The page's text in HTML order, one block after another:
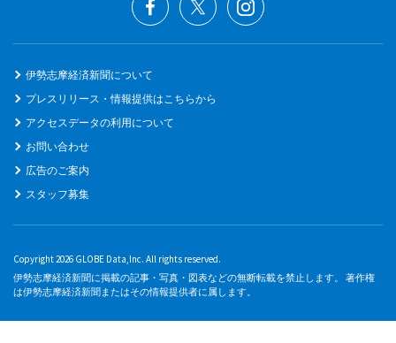
伊勢志摩経済新聞について
プレスリリース・情報提供はこちらから
アクセスデータの利用について
お問い合わせ
広告のご案内
スタッフ募集
Copyright 2026 GLOBE Data,Inc. All rights reserved.
伊勢志摩経済新聞に掲載の記事・写真・図表などの無断転載を禁止します。 著作権
は伊勢志摩経済新聞またはその情報提供者に属します。